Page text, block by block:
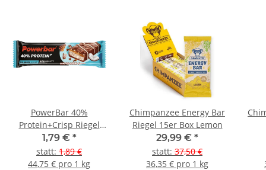
PowerBar 40%
Protein+Crisp Riegel
Choco Coco
1,79 € *
statt: 1,89 €
44,75 € pro 1 kg
Chimpanzee Energy Bar
Riegel 15er Box Lemon
29,99 € *
statt: 37,50 €
36,35 € pro 1 kg